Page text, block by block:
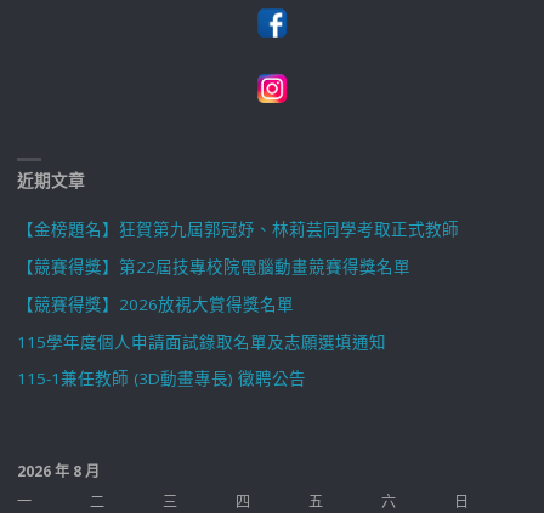
近期文章
【金榜題名】狂賀第九屆郭冠妤、林莉芸同學考取正式教師
【競賽得獎】第22屆技專校院電腦動畫競賽得獎名單
【競賽得獎】2026放視大賞得獎名單
115學年度個人申請面試錄取名單及志願選填通知
115-1兼任教師 (3D動畫專長) 徵聘公告
2026 年 8 月
一
二 三 四 五 六
日